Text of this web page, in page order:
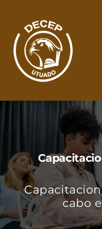
content
SOMOS
MATRÍCULA Y PAGOS
CONTACTO
cabo